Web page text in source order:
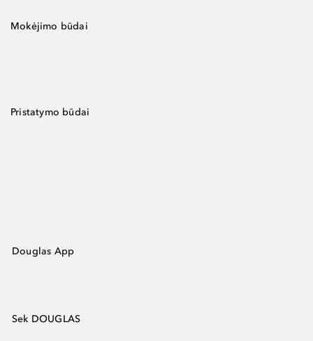
Mokėjimo būdai
Pristatymo būdai
Douglas App
Sek DOUGLAS